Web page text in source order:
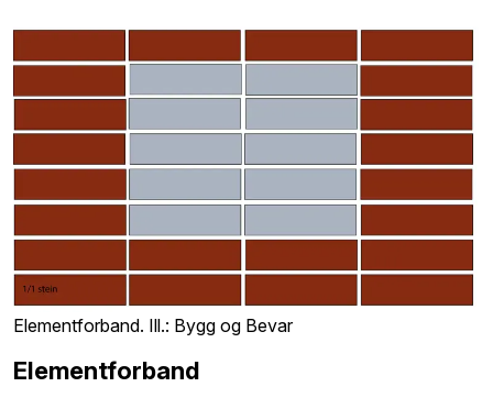
Elementforband. Ill.: Bygg og Bevar
Elementforband